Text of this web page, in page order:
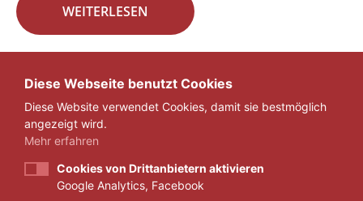
WEITERLESEN
« 1 ... 3 4 5 ... 29 »
Diese Webseite benutzt Cookies
Diese Website verwendet Cookies, damit sie bestmöglich
angezeigt wird.
Mehr erfahren
Cookies von Drittanbietern aktivieren
Google Analytics, Facebook